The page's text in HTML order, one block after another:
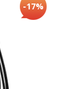
-17%